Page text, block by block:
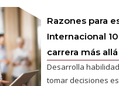
Razones para
Internacional
carrera más allá
Desarrolla
tomar decisiones